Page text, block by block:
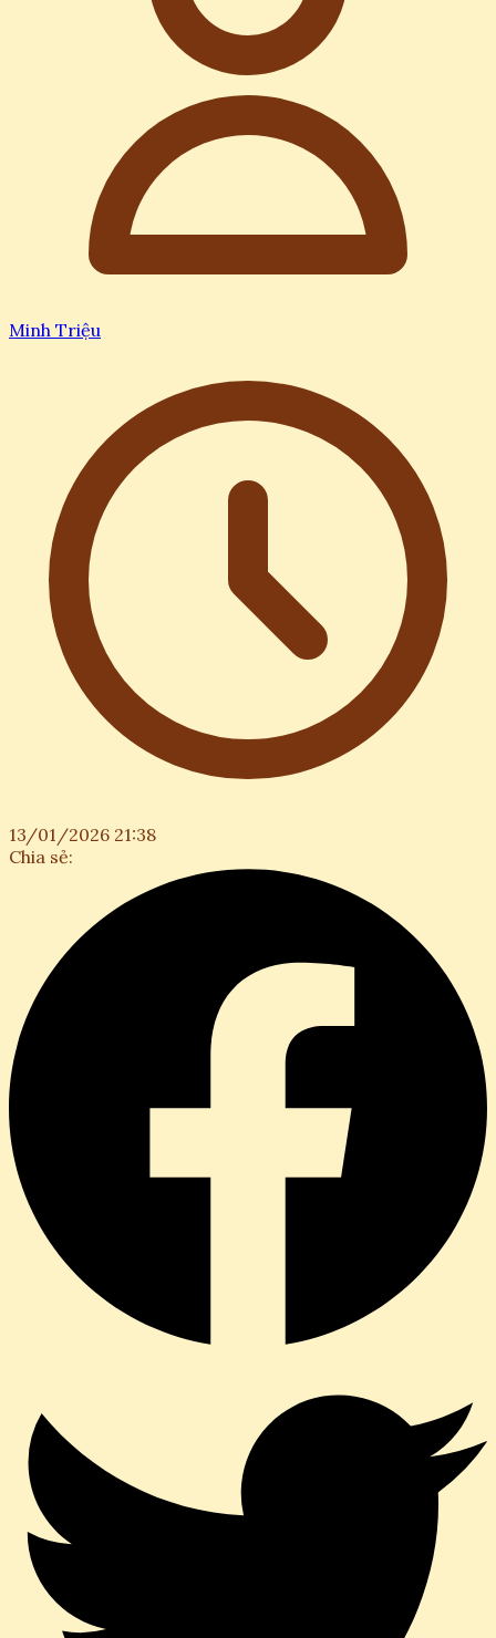
Minh Triệu
13/01/2026 21:38
Chia sẻ: